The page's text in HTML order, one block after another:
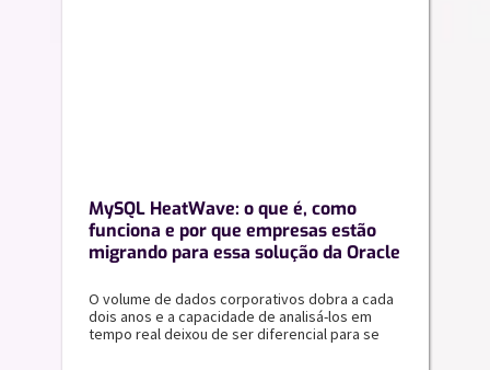
MySQL HeatWave: o que é, como
funciona e por que empresas estão
migrando para essa solução da Oracle
O volume de dados corporativos dobra a cada
dois anos e a capacidade de analisá-los em
tempo real deixou de ser diferencial para se